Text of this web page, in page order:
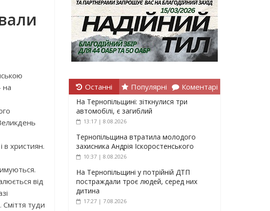
на
в християн.
від
туди
Останні Популярні Коментарі
На Тернопільщині: зіткнулися три
автомобілі, є загиблий
13:17 | 8.08.2026
Тернопільщина втратила молодого
захисника Андрія Іскоростенського
10:37 | 8.08.2026
На Тернопільщині у потрійній ДТП
постраждали троє людей, серед них
дитина
17:27 | 7.08.2026